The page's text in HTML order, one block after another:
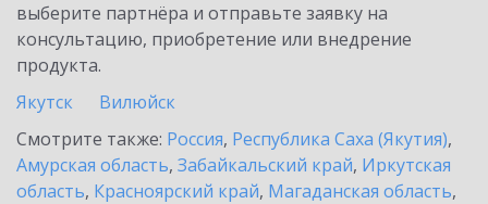
выберите партнёра и отправьте заявку на
консультацию, приобретение или внедрение
продукта.
Якутск
Вилюйск
Смотрите также: Россия, Республика Саха (Якутия),
Амурская область, Забайкальский край, Иркутская
область, Красноярский край, Магаданская область,